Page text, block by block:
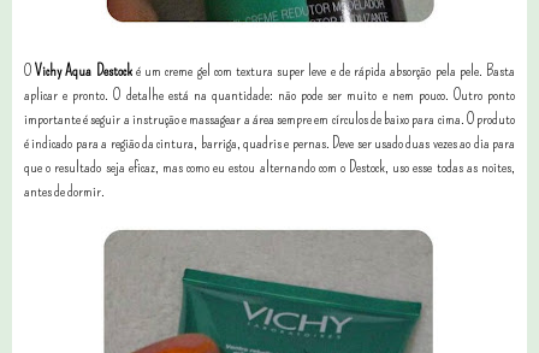
OVichy Aqua Destocké um creme gel com textura super leve e de rápida absorção pela pele. Basta
aplicar e pronto. O detalhe está na quantidade: não pode ser muito e nem pouco. Outro ponto
importante é seguir a instrução e massagear a área sempre em círculos de baixo para cima. O produto
é indicado para a região da cintura, barriga, quadris e pernas. Deve ser usado duas vezes ao dia para
que o resultado seja eficaz, mas como eu estou alternando com o Destock, uso esse todas as noites,
antes de dormir.